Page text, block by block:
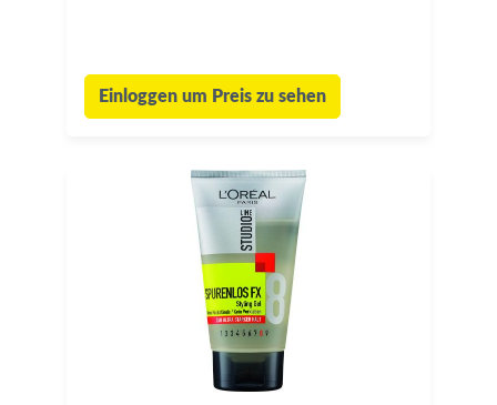
Einloggen um Preis zu sehen